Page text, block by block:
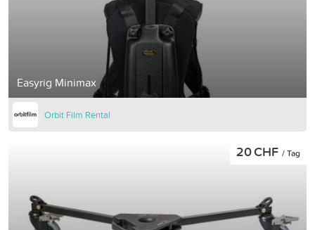
Easyrig Minimax
Orbit Film Rental
20 CHF / Tag